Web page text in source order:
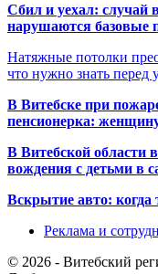
Сбил и уехал: случай
нарушаются базовые
Натяжные потолки
что нужно знать перед
В Витебске при
пенсионерка:
В Витебской области
вождения с детьми в
Вскрытие авто: когда
Реклама и
© 2026 - Витебский